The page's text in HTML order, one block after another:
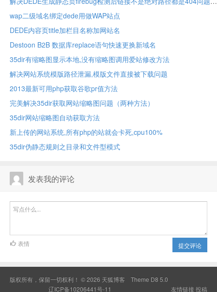
wap二级域名绑定dede用做WAP站点
DEDE内容页title加栏目名称加网站名
Destoon B2B 数据库replace语句快速更换新域名
35dir有缩略图显示本地,没有缩略图调用爱站修改方法
解决网站系统模版路径泄漏,模版文件直接被下载问题
2013最新可用php获取谷歌pr值方法
完美解决35dir获取网站缩略图问题（两种方法）
35dir网站缩略图自动获取方法
新上传的网站系统,所有php的站就会卡死,cpu100%
35dir伪静态规则之目录和文件型模式
发表我的评论
提交评论
表情
版权所有，保留一切权利！ © 2026 天狐博客 Theme D8 5.0
辽ICP备10206441号-11
友情链接投稿